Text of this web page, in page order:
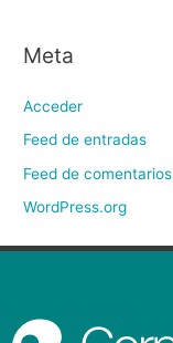
Meta
Acceder
Feed de entradas
Feed de comentarios
WordPress.org